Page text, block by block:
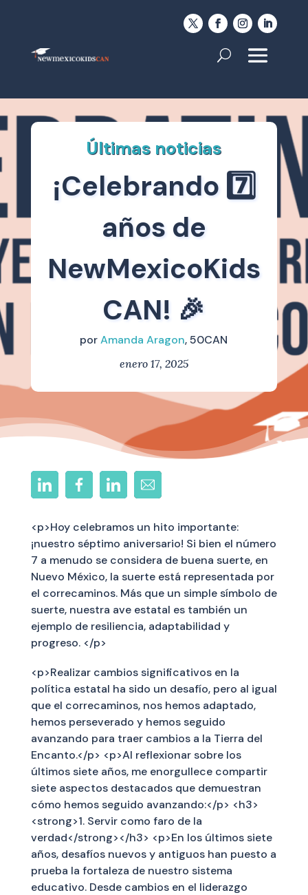
Últimas noticias
¡Celebrando 7️⃣
años de
NewMexicoKids
CAN! 🎉
porAmanda Aragon, 50CAN
enero 17, 2025
<p>Hoy celebramos un hito importante:
¡nuestro séptimo aniversario! Si bien el número
7 a menudo se considera de buena suerte, en
Nuevo México, la suerte está representada por
el correcaminos. Más que un simple símbolo de
suerte, nuestra ave estatal es también un
ejemplo de resiliencia, adaptabilidad y
progreso. </p>
<p>Realizar cambios significativos en la
política estatal ha sido un desafío, pero al igual
que el correcaminos, nos hemos adaptado,
hemos perseverado y hemos seguido
avanzando para traer cambios a la Tierra del
Encanto.</p> <p>Al reflexionar sobre los
últimos siete años, me enorgullece compartir
siete aspectos destacados que demuestran
cómo hemos seguido avanzando:</p> <h3>
<strong>1. Servir como faro de la
verdad</strong></h3> <p>En los últimos siete
años, desafíos nuevos y antiguos han puesto a
prueba la fortaleza de nuestro sistema
educativo. Desde cambios en el liderazgo